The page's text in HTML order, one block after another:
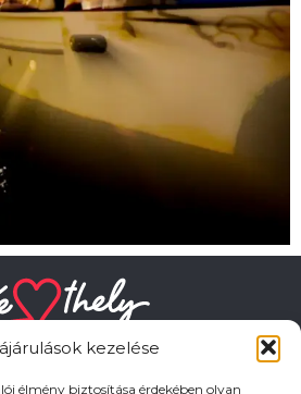
kezelése
élmény biztosítása érdekében olyan